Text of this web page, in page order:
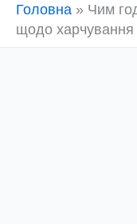
Головна » Чим
щодо харчування